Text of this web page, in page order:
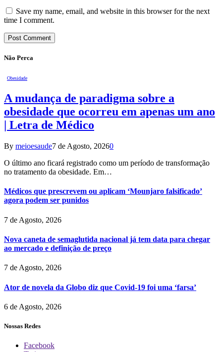
Save my name, email, and website in this browser for the next
time I comment.
Não Perca
Obesidade
A mudança de paradigma sobre a
obesidade que ocorreu em apenas um ano
| Letra de Médico
By meioesaude7 de Agosto, 20260
O último ano ficará registrado como um período de transformação
no tratamento da obesidade. Em…
Médicos que prescrevem ou aplicam ‘Mounjaro falsificado’
agora podem ser punidos
7 de Agosto, 2026
Nova caneta de semaglutida nacional já tem data para chegar
ao mercado e definição de preço
7 de Agosto, 2026
Ator de novela da Globo diz que Covid-19 foi uma ‘farsa’
6 de Agosto, 2026
Nossas Redes
Facebook